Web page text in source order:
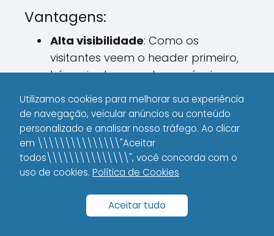
Vantagens:
Alta visibilidade: Como os
visitantes veem o header primeiro,
há mais chances de o anúncio ser
Maior probabilidade de clique: Se
os anúncios forem relevantes e
visíveis logo ao acessar o site, eles
têm mais chances de gerar cliques.
Onde Colocar:
Adicione a tag do AdSense logo
Utilizamos cookies para melhorar sua experiência
de navegação, veicular anúncios ou conteúdo
personalizado e analisar nosso tráfego. Ao clicar
em \\\\\\\\\\\\\\\"Aceitar
todos\\\\\\\\\\\\\\\", você concorda com o
uso de cookies. Política de Cookies
Aceitar tudo